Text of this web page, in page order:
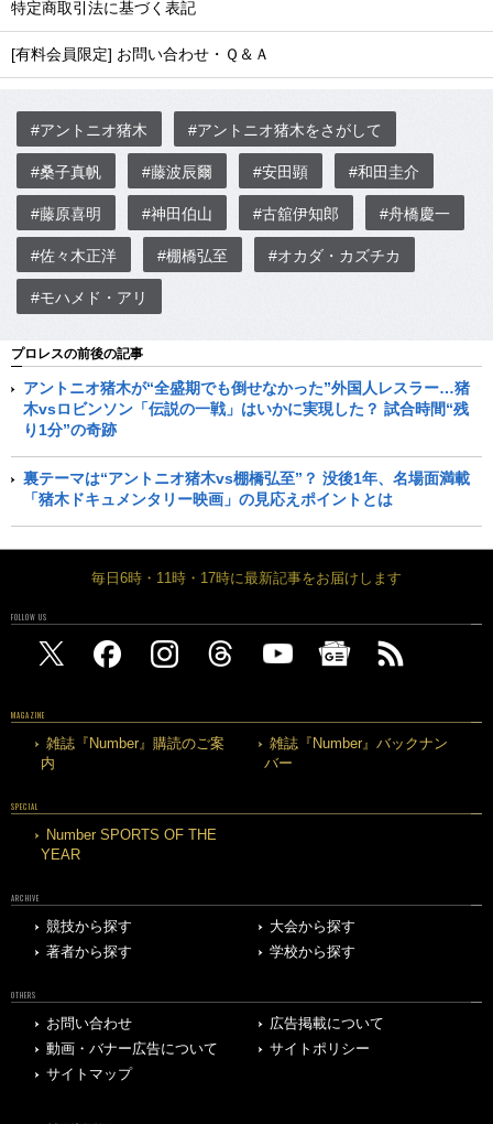
特定商取引法に基づく表記
[有料会員限定] お問い合わせ・Ｑ＆Ａ
#アントニオ猪木 #アントニオ猪木をさがして
#桑子真帆 #藤波辰爾 #安田顕 #和田圭介
#藤原喜明 #神田伯山 #古舘伊知郎 #舟橋慶一
#佐々木正洋 #棚橋弘至 #オカダ・カズチカ
#モハメド・アリ
プロレスの前後の記事
アントニオ猪木が“全盛期でも倒せなかった”外国人レスラー…猪
木vsロビンソン「伝説の一戦」はいかに実現した？ 試合時間“残
り1分”の奇跡
裏テーマは“アントニオ猪木vs棚橋弘至”？ 没後1年、名場面満載
「猪木ドキュメンタリー映画」の見応えポイントとは
毎日6時・11時・17時に最新記事をお届けします
FOLLOW US
MAGAZINE
雑誌『Number』購読のご案
内
雑誌『Number』バックナン
バー
SPECIAL
Number SPORTS OF THE
YEAR
ARCHIVE
競技から探す
大会から探す
著者から探す
学校から探す
OTHERS
お問い合わせ
広告掲載について
動画・バナー広告について
サイトポリシー
サイトマップ